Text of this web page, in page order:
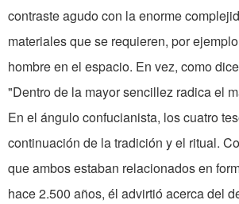
contraste agudo con la enorme
materiales que se requieren, por
hombre en el espacio. En vez, como
"Dentro de la mayor sencillez radica el
En el ángulo confucianista, los cuatro
continuación de la tradición y el ritual.
que ambos estaban relacionados en
hace 2.500 años, él advirtió acerca del